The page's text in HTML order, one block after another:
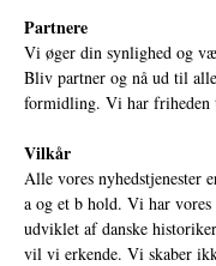
Partnere
Vi øger din synlighed og
Bliv partner og nå ud til
formidling. Vi har friheden
Vilkår
Alle vores nyhedstjenester
a og et b hold. Vi har
udviklet af danske
vil vi erkende. Vi skaber